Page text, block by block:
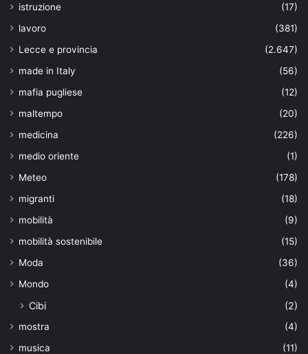
istruzione
(17)
lavoro
(381)
Lecce e provincia
(2.647)
made in Italy
(56)
mafia pugliese
(12)
maltempo
(20)
medicina
(226)
medio oriente
(1)
Meteo
(178)
migranti
(18)
mobilità
(9)
mobilità sostenibile
(15)
Moda
(36)
Mondo
(4)
Cibi (2)
mostra
(4)
musica
(11)